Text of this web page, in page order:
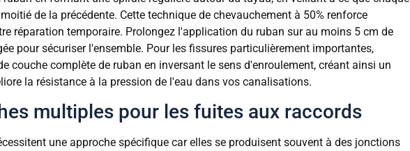
de la précédente. Cette technique de chevauchement à 50% renforce
réparation temporaire. Prolongez l'application du ruban sur au moins 5 cm de
pour sécuriser l'ensemble. Pour les fissures particulièrement importantes,
couche complète de ruban en inversant le sens d'enroulement, créant ainsi un
la résistance à la pression de l'eau dans vos canalisations.
multiples pour les fuites aux raccords
une approche spécifique car elles se produisent souvent à des jonctions